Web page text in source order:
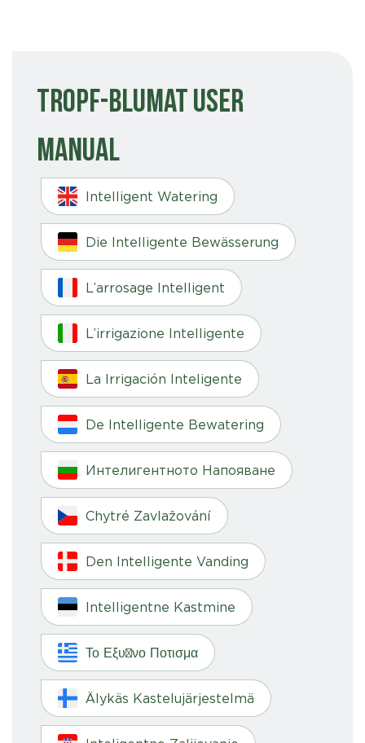
Tropf-Blumat User
Manual
Intelligent Watering
Die Intelligente Bewässerung
L’arrosage Intelligent
L’irrigazione Intelligente
La Irrigación Inteligente
De Intelligente Bewatering
Интелигентното Напояване
Chytré Zavlažování
Den Intelligente Vanding
Intelligentne Kastmine
Το Εξυπνο Ποτισμα
Älykäs Kastelujärjestelmä